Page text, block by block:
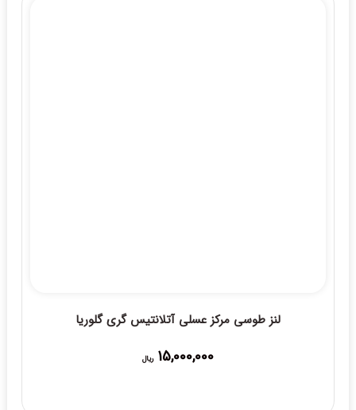
لنز طوسی مرکز عسلی آتلانتیس گری گلوریا
15,000,000 ریال